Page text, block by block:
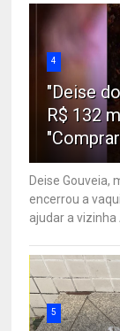
4
"Deise
R$ 132
Deise Gouveia,
encerrou a
ajudar a vizinha
5